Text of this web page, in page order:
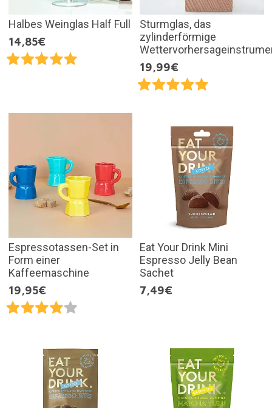
Halbes Weinglas Half Full
14,85€
Sturmglas, das
zylinderförmige
19,99€
Espressotassen-Set in
Form einer
Kaffeemaschine
19,95€
Eat Your Drink Mini
Espresso Jelly Bean
Sachet
7,49€